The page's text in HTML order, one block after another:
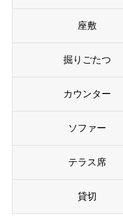
座敷
掘りごたつ
カウンター
ソファー
テラス席
貸切